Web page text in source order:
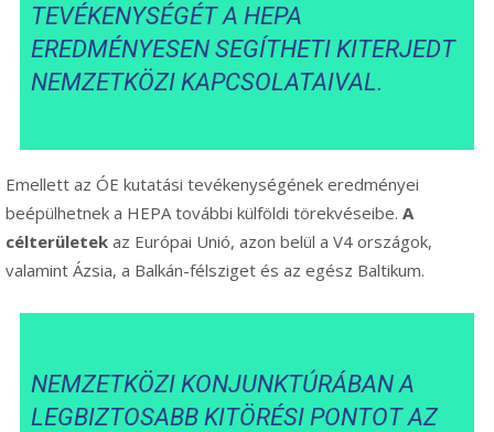
TEVÉKENYSÉGÉT A HEPA
EREDMÉNYESEN SEGÍTHETI KITERJEDT
NEMZETKÖZI KAPCSOLATAIVAL.
Emellett az ÓE kutatási tevékenységének eredményei
beépülhetnek a HEPA további külföldi törekvéseibe. A
célterületek az Európai Unió, azon belül a V4 országok,
valamint Ázsia, a Balkán-félsziget és az egész Baltikum.
NEMZETKÖZI KONJUNKTÚRÁBAN A
LEGBIZTOSABB KITÖRÉSI PONTOT AZ